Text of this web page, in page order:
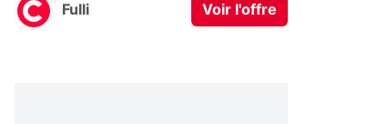
Fulli Voir l'offre